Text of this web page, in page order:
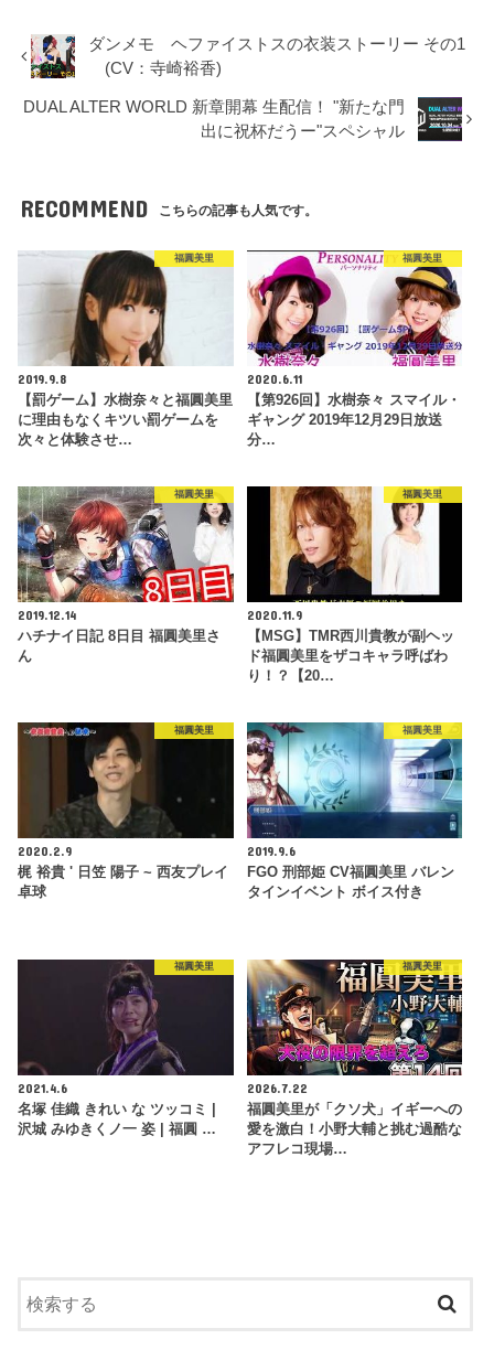
ダンメモ ヘファイストスの衣装ストーリー その1
(CV：寺崎裕香)
DUAL ALTER WORLD 新章開幕 生配信！ "新たな門
出に祝杯だうー"スペシャル
RECOMMEND こちらの記事も人気です。
福圓美里
2019.9.8
【罰ゲーム】水樹奈々と福圓美里
に理由もなくキツい罰ゲームを
次々と体験させ…
福圓美里
2020.6.11
【第926回】水樹奈々 スマイル・
ギャング 2019年12月29日放送
分…
福圓美里
2019.12.14
ハチナイ日記 8日目 福圓美里さ
ん
福圓美里
2020.11.9
【MSG】TMR西川貴教が副ヘッ
ド福圓美里をザコキャラ呼ばわ
り！？【20…
福圓美里
2020.2.9
梶 裕貴 ' 日笠 陽子 ~ 西友プレイ
卓球
福圓美里
2019.9.6
FGO 刑部姫 CV福圓美里 バレン
タインイベント ボイス付き
福圓美里
2021.4.6
名塚 佳織 きれい な ツッコミ |
沢城 みゆきくノ一 姿 | 福圓 …
福圓美里
2026.7.22
福圓美里が「クソ犬」イギーへの
愛を激白！小野大輔と挑む過酷な
アフレコ現場…